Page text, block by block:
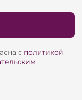
с политикой